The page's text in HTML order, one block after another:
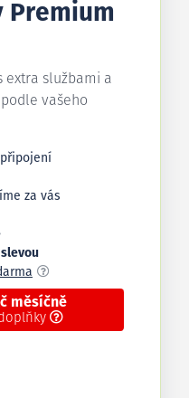
Premium
extra službami a
vašeho
za vás
slevou
měsíčně